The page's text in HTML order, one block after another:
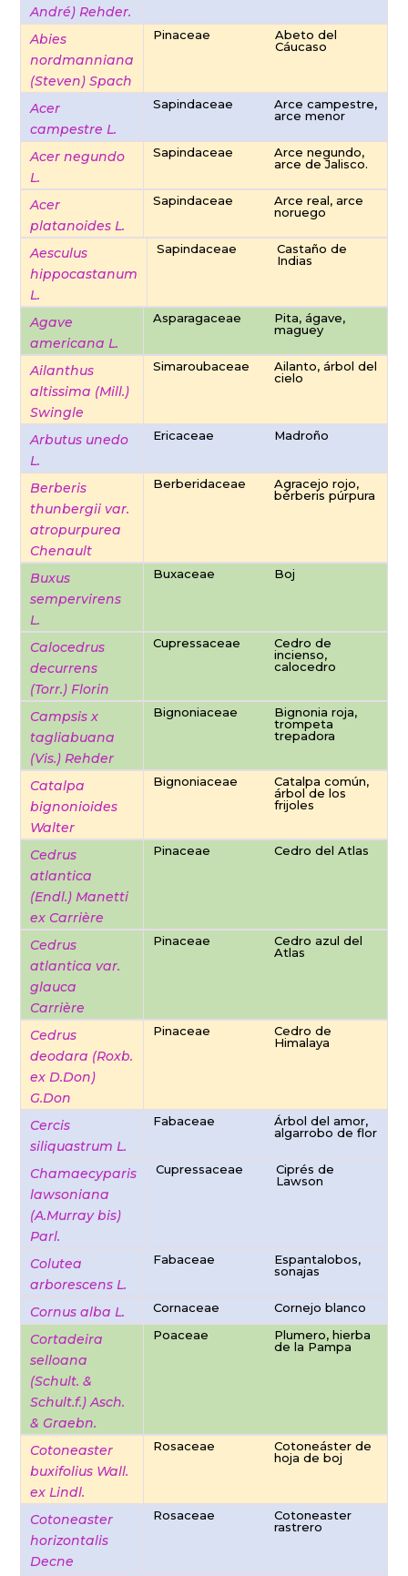
André) Rehder.
Abies
nordmanniana
(Steven) Spach
Pinaceae
Abeto del
Cáucaso
Acer
campestre L.
Sapindaceae
Arce campestre,
arce menor
Acer negundo
L.
Sapindaceae
Arce negundo,
arce de Jalisco.
Acer
platanoides L.
Sapindaceae
Arce real, arce
noruego
Aesculus
hippocastanum
L.
Sapindaceae
Castaño de
Indias
Agave
americana L.
Asparagaceae
Pita, ágave,
maguey
Ailanthus
altissima (Mill.)
Swingle
Simaroubaceae
Ailanto, árbol del
cielo
Arbutus unedo
L.
Ericaceae Madroño
Berberis
thunbergii var.
atropurpurea
Chenault
Berberidaceae
Agracejo rojo,
bérberis púrpura
Buxus
sempervirens
L.
Buxaceae Boj
Calocedrus
decurrens
(Torr.) Florin
Cupressaceae
Cedro de
incienso,
calocedro
Campsis x
tagliabuana
(Vis.) Rehder
Bignoniaceae
Bignonia roja,
trompeta
trepadora
Catalpa
bignonioides
Walter
Bignoniaceae
Catalpa común,
árbol de los
frijoles
Cedrus
atlantica
(Endl.) Manetti
ex Carrière
Pinaceae Cedro del Atlas
Cedrus
atlantica var.
glauca
Carrière
Pinaceae
Cedro azul del
Atlas
Cedrus
deodara (Roxb.
ex D.Don)
G.Don
Pinaceae
Cedro de
Himalaya
Cercis
siliquastrum L.
Fabaceae
Árbol del amor,
algarrobo de flor
Chamaecyparis
lawsoniana
(A.Murray bis)
Parl.
Cupressaceae
Ciprés de
Lawson
Colutea
arborescens L.
Fabaceae
Espantalobos,
sonajas
Cornus alba L. Cornaceae Cornejo blanco
Cortadeira
selloana
(Schult. &
Schult.f.) Asch.
& Graebn.
Poaceae
Plumero, hierba
de la Pampa
Cotoneaster
buxifolius Wall.
ex Lindl.
Rosaceae
Cotoneáster de
hoja de boj
Cotoneaster
horizontalis
Decne
Rosaceae
Cotoneaster
rastrero